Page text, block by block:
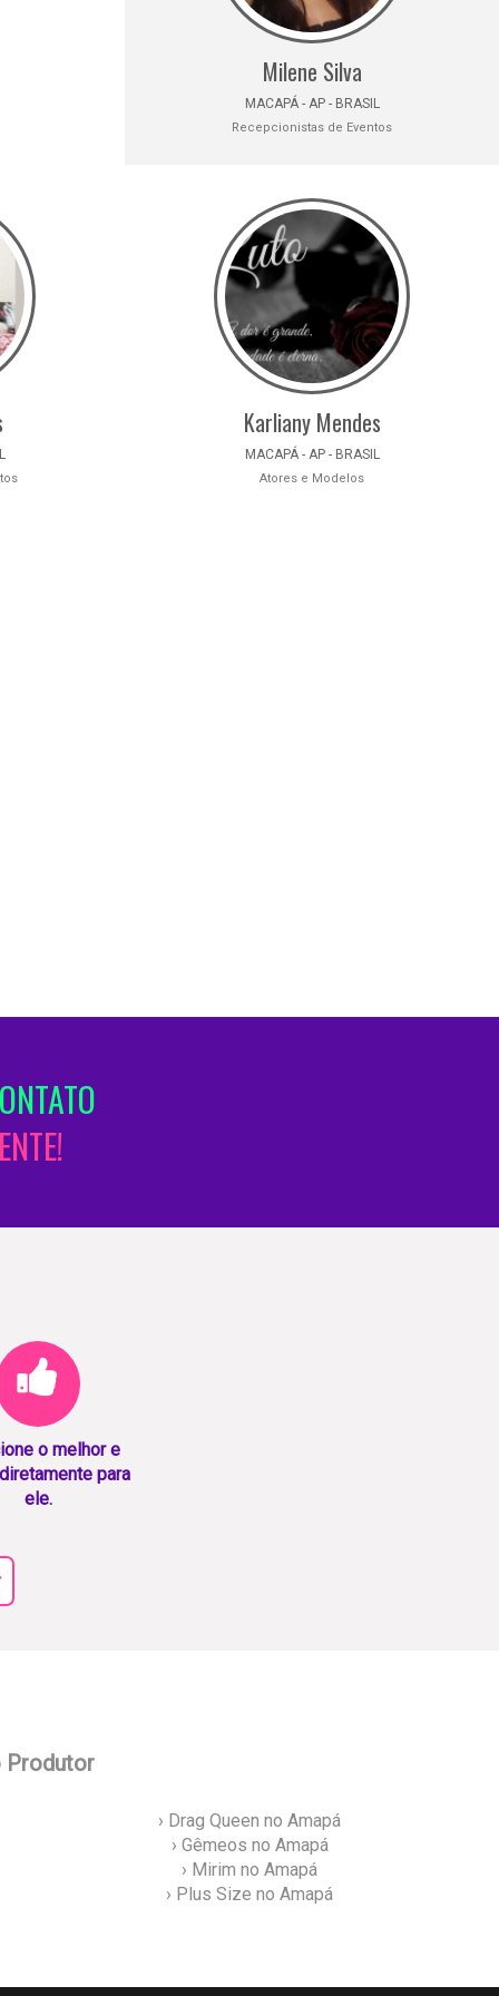
Milene Silva
MACAPÁ - AP - BRASIL
Recepcionistas de Eventos
Karliany Mendes
MACAPÁ - AP - BRASIL
Atores e Modelos
o melhor e
para
ele.
Produtor
› Drag Queen no Amapá
› Gêmeos no Amapá
› Mirim no Amapá
› Plus Size no Amapá